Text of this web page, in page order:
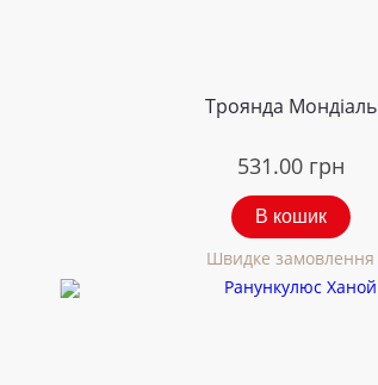
Троянда Мондіаль
531.00 грн
В кошик
Швидке замовлення